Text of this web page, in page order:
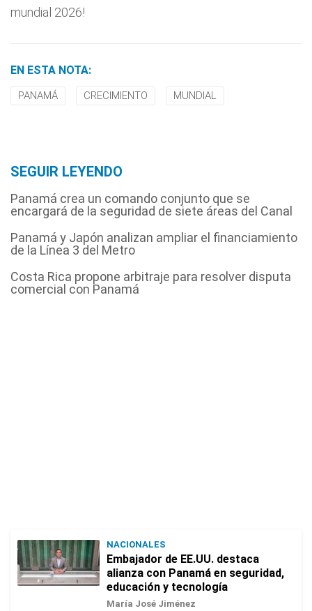
mundial 2026!
EN ESTA NOTA:
PANAMÁ CRECIMIENTO MUNDIAL
SEGUIR LEYENDO
Panamá crea un comando conjunto que se
encargará de la seguridad de siete áreas del Canal
Panamá y Japón analizan ampliar el financiamiento
de la Línea 3 del Metro
Costa Rica propone arbitraje para resolver disputa
comercial con Panamá
NACIONALES
Embajador de EE.UU. destaca
alianza con Panamá en seguridad,
educación y tecnología
María José Jiménez